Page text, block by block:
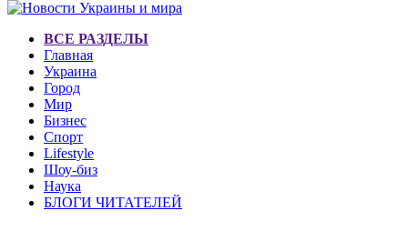
ВСЕ РАЗДЕЛЫ
Главная
Украина
Город
Мир
Бизнес
Спорт
Lifestyle
Шоу-биз
Наука
БЛОГИ ЧИТАТЕЛЕЙ